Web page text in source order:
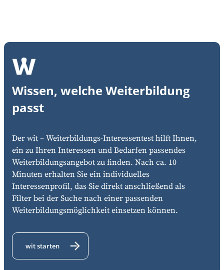
Wissen, welche Weiterbildung
passt
Der wit – Weiterbildungs-Interessentest hilft Ihnen,
ein zu Ihren Interessen und Bedarfen passendes
Weiterbildungsangebot zu finden. Nach ca. 10
Minuten erhalten Sie ein individuelles
Interessenprofil, das Sie direkt anschließend als
Filter bei der Suche nach einer passenden
Weiterbildungsmöglichkeit einsetzen können.
wit starten